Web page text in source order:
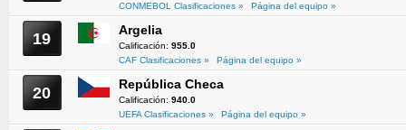
CONMEBOL Clasificaciones »
Página del equipo »
19 Argelia
Calificación: 955.0
CAF Clasificaciones »
Página del equipo »
20 República Checa
Calificación: 940.0
UEFA Clasificaciones »
Página del equipo »